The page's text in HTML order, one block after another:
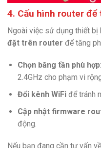
4. Cấu hình router để
Ngoài việc sử dụng thiết bị
đặt trên router để tăng
Chọn băng tần phù hợp
2.4GHz cho phạm vi
Đổi kênh WiFiđể tránh
Cập nhật firmware
động.
Nếu bạn đang cần tư vấn